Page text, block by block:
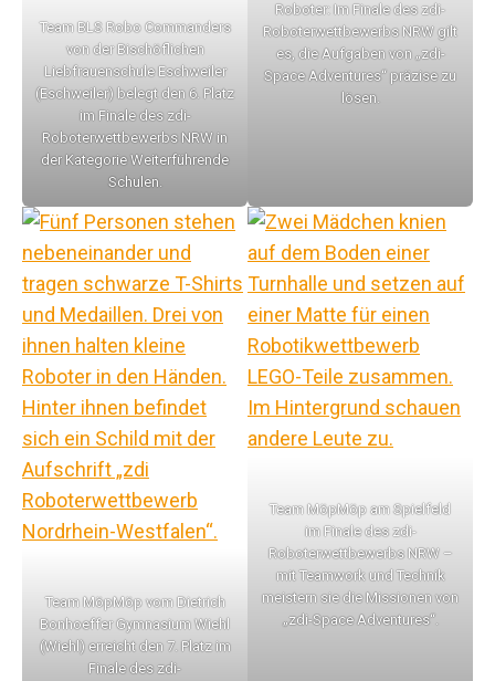
Team BLS Robo Commanders
von der Bischöflichen
Liebfrauenschule Eschweiler
(Eschweiler) belegt den 6. Platz
im Finale des zdi-
Roboterwettbewerbs NRW in
der Kategorie Weiterführende
Schulen.
Roboter: Im Finale des zdi-
Roboterwettbewerbs NRW gilt
es, die Aufgaben von „zdi-
Space Adventures“ präzise zu
lösen.
Team MöpMöp vom Dietrich
Bonhoeffer Gymnasium Wiehl
(Wiehl) erreicht den 7. Platz im
Finale des zdi-
Team MöpMöp am Spielfeld
im Finale des zdi-
Roboterwettbewerbs NRW –
mit Teamwork und Technik
meistern sie die Missionen von
„zdi-Space Adventures“.